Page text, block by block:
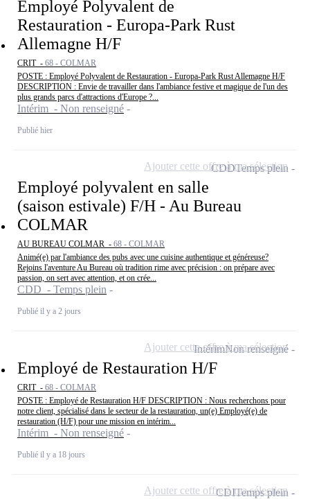
Employé Polyvalent de
Restauration - Europa-Park Rust
Allemagne H/F
CRIT - 68 - COLMAR
POSTE : Employé Polyvalent de Restauration - Europa-Park Rust Allemagne H/F
DESCRIPTION : Envie de travailler dans l'ambiance festive et magique de l'un des
plus grands parcs d'attractions d'Europe ?...
Intérim - Non renseigné
Publié hier
Employé polyvalent en salle
(saison estivale) F/H - Au Bureau
COLMAR
AU BUREAU COLMAR - 68 - COLMAR
Animé(e) par l'ambiance des pubs avec une cuisine authentique et généreuse?
Rejoins l'aventure Au Bureau où tradition rime avec précision : on prépare avec
passion, on sert avec attention, et on crée...
CDD - Temps plein
Publié il y a 2 jours
CDDTemps plein
Ajouter cette offre à ma sélection
Employé de Restauration H/F
CRIT - 68 - COLMAR
POSTE : Employé de Restauration H/F DESCRIPTION : Nous recherchons pour
notre client, spécialisé dans le secteur de la restauration, un(e) Employé(e) de
restauration (H/F) pour une mission en intérim...
Intérim - Non renseigné
Publié il y a 18 jours
IntérimNon renseigné
Ajouter cette offre à ma sélection
CDITemps plein
Ajouter cette offre à ma sélection